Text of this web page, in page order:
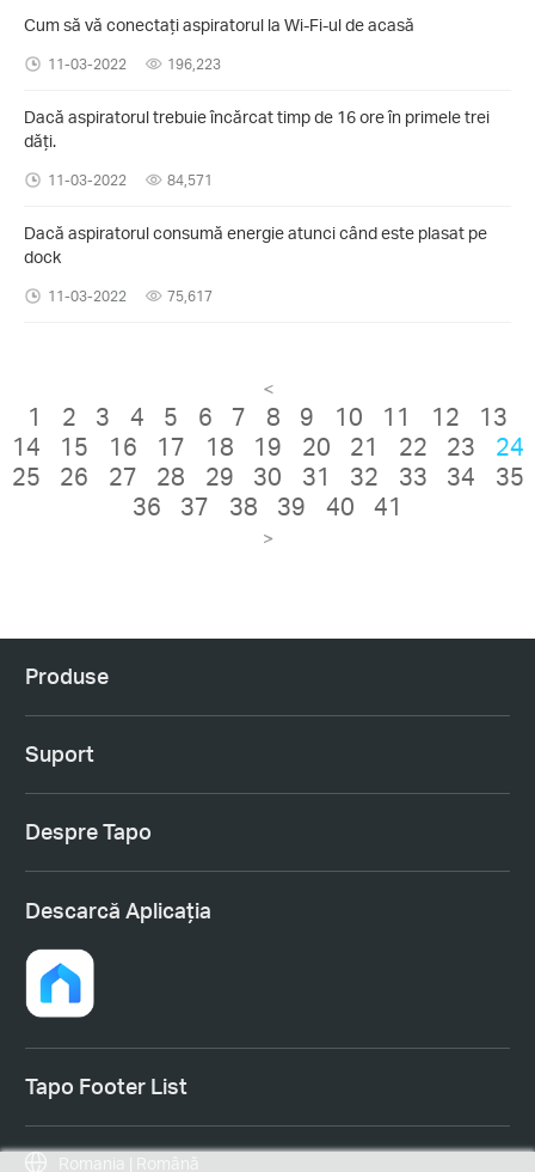
Cum să vă conectați aspiratorul la Wi-Fi-ul de acasă
11-03-2022 196,223
Dacă aspiratorul trebuie încărcat timp de 16 ore în primele trei
dăți.
11-03-2022 84,571
Dacă aspiratorul consumă energie atunci când este plasat pe
dock
11-03-2022 75,617
<
1 2 3 4 5 6 7 8 9 10 11 12
13
14
15 16 17 18 19 20 21 22 23
24
25
26 27 28 29 30 31 32 33 34
35
36
37 38 39 40 41
>
Produse
Suport
Despre Tapo
Descarcă Aplicația
Tapo Footer List
Romania | Română